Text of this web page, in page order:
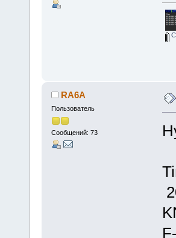
RA6A
Пользователь
Сообщений: 73